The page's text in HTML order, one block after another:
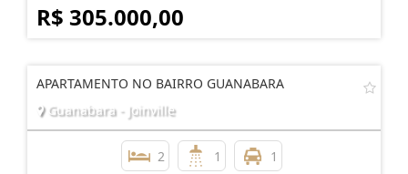
R$ 305.000,00
APARTAMENTO NO BAIRRO GUANABARA
Guanabara - Joinville
2 1 1